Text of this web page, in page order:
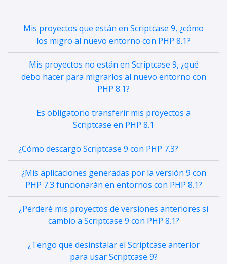
Mis proyectos que están en Scriptcase 9, ¿cómo
los migro al nuevo entorno con PHP 8.1?
Mis proyectos no están en Scriptcase 9, ¿qué
debo hacer para migrarlos al nuevo entorno con
PHP 8.1?
Es obligatorio transferir mis proyectos a
Scriptcase en PHP 8.1
¿Cómo descargo Scriptcase 9 con PHP 7.3?
¿Mis aplicaciones generadas por la versión 9 con
PHP 7.3 funcionarán en entornos con PHP 8.1?
¿Perderé mis proyectos de versiones anteriores si
cambio a Scriptcase 9 con PHP 8.1?
¿Tengo que desinstalar el Scriptcase anterior
para usar Scriptcase 9?